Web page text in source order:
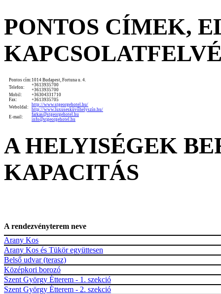
PONTOS CÍMEK,
Pontos cím: 1014 Budapest, Fortuna u. 4.
Telefon:
+3613935700
+3613935700
Mobil:
+36304331710
Fax:
+3613935705
Weboldal:
http://www.stgeorgehotel.hu/
http://www.luxusesküvőhelyszín.hu/
E-mail:
farkas@stgeorgehotel.hu
info@stgeorgehotel.hu
A HELYISÉGEK
KAPACITÁS
A rendezvényterem neve
Arany Kos
Arany Kos és Tükör együttesen
Belső udvar (terasz)
Középkori borozó
Szent György Étterem - 1. szekció
Szent György Étterem - 2. szekció